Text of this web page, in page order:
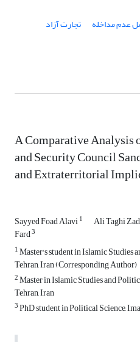
عدم مداخله تجارت آزاد
A Comparative Analysis
and Security Council
and Extraterritorial
Sayyed Foad Alavi1 Ali Taghi
Fard3
1Master's student in Islamic Studies
Tehran, Iran (Corresponding Author)
2Master in Islamic Studies and
Tehran, Iran
3PhD student in Political Science,